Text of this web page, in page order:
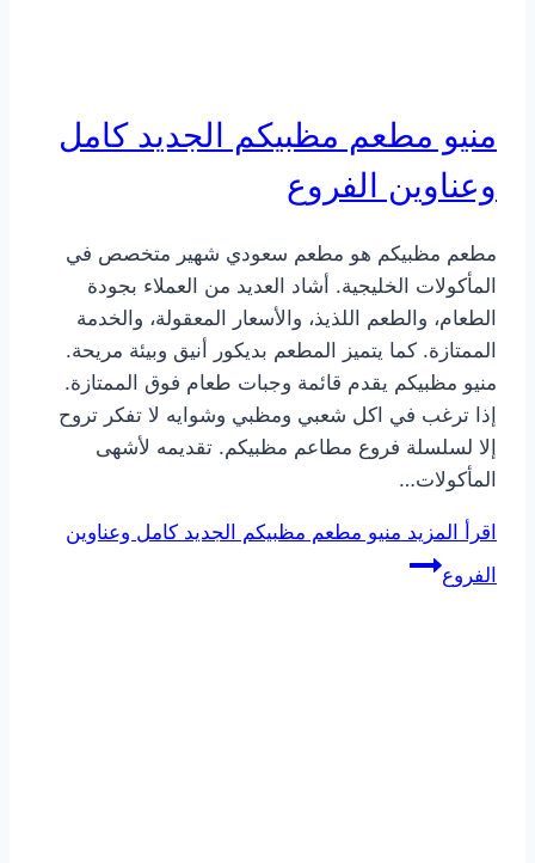
منيو مطعم مظبيكم الجديد كامل
وعناوين الفروع
مطعم مظبيكم هو مطعم سعودي شهير متخصص في
المأكولات الخليجية. أشاد العديد من العملاء بجودة
الطعام، والطعم اللذيذ، والأسعار المعقولة، والخدمة
الممتازة. كما يتميز المطعم بديكور أنيق وبيئة مريحة.
منيو مظبيكم يقدم قائمة وجبات طعام فوق الممتازة.
إذا ترغب في اكل شعبي ومظبي وشوايه لا تفكر تروح
إلا لسلسلة فروع مطاعم مظبيكم. تقديمه لأشهى
المأكولات…
اقرأ المزيد منيو مطعم مظبيكم الجديد كامل وعناوين
الفروع